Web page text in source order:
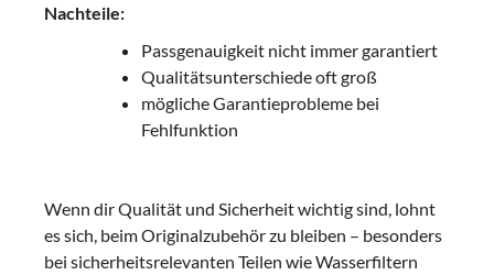
Nachteile:
Passgenauigkeit nicht immer garantiert
Qualitätsunterschiede oft groß
mögliche Garantieprobleme bei
Fehlfunktion
Wenn dir Qualität und Sicherheit wichtig sind, lohnt
es sich, beim Originalzubehör zu bleiben – besonders
bei sicherheitsrelevanten Teilen wie Wasserfiltern